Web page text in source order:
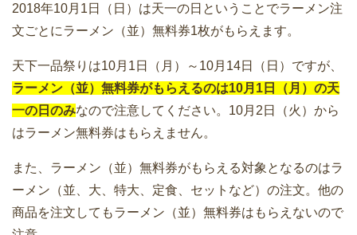
2018年10月1日（日）は天一の日ということでラーメン注
文ごとにラーメン（並）無料券1枚がもらえます。
天下一品祭りは10月1日（月）～10月14日（日）ですが、
ラーメン（並）無料券がもらえるのは10月1日（月）の天
一の日のみなので注意してください。10月2日（火）から
はラーメン無料券はもらえません。
また、ラーメン（並）無料券がもらえる対象となるのはラ
ーメン（並、大、特大、定食、セットなど）の注文。他の
商品を注文してもラーメン（並）無料券はもらえないので